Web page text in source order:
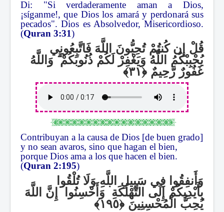
Di: "Si verdaderamente aman a Dios,
¡síganme!, que Dios los amará y perdonará sus
pecados". Dios es Absolvedor, Misericordioso.
(Quran 3:31)
قُلْ إِن كُنتُمْ تُحِبُّونَ اللَّهَ فَاتَّبِعُونِي
يُحْبِبْكُمُ اللَّهُ وَيَغْفِرْ لَكُمْ ذُنُوبَكُمْۗوَاللَّهُ
غَفُورٌ رَّحِيمٌ
Contribuyan a la causa de Dios [de buen grado]
y no sean avaros, sino que hagan el bien,
porque Dios ama a los que hacen el bien.
(Quran 2:195)
وَأَنفِقُوا فِي سَبِيلِ اللَّهِ وَلَا تُلْقُوا
بِأَيْدِيكُمْ إِلَى التَّهْلُكَةِۛ وَأَحْسِنُواۛإِنَّ اللَّهَ
يُحِبُّ الْمُحْسِنِينَ